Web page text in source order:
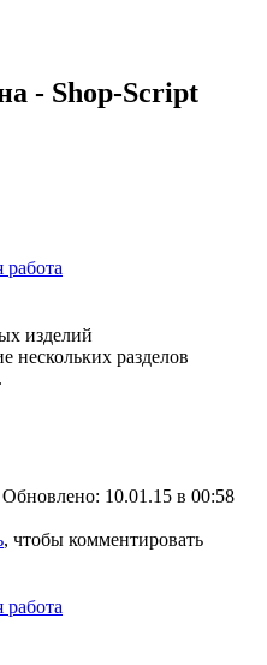
- Shop-Script
изделий
разделов
Обновлено: 10.01.15 в 00:58
, чтобы комментировать